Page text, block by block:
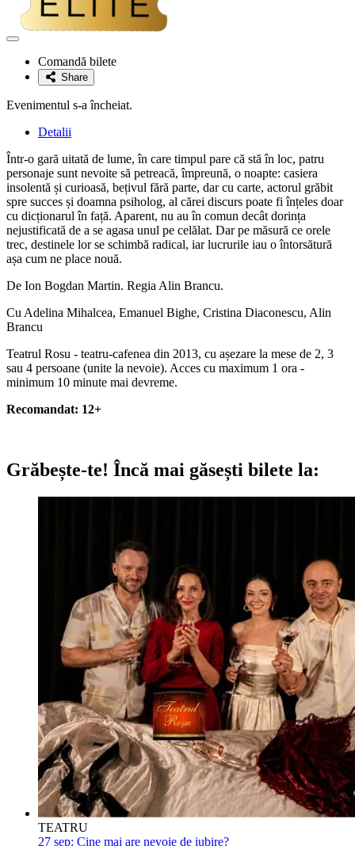
Adaugă
favoriteComandă bilete
Share
Evenimentul s-a încheiat.
Detalii
Într-o gară uitată de lume, în care timpul pare că stă în loc, patru
personaje sunt nevoite să petreacă, împreună, o noapte: casiera
insolentă și curioasă, bețivul fără parte, dar cu carte, actorul grăbit
spre succes și doamna psiholog, al cărei discurs poate fi înțeles doar
cu dicționarul în față. Aparent, nu au în comun decât dorința
nejustificată de a se agasa unul pe celălat. Dar pe măsură ce orele
trec, destinele lor se schimbă radical, iar lucrurile iau o întorsătură
așa cum ne place nouă.
De Ion Bogdan Martin. Regia Alin Brancu.
Cu Adelina Mihalcea, Emanuel Bighe, Cristina Diaconescu, Alin
Brancu
Teatrul Rosu - teatru-cafenea din 2013, cu așezare la mese de 2, 3
sau 4 persoane (unite la nevoie). Acces cu maximum 1 ora -
minimum 10 minute mai devreme.
Recomandat: 12+
Grăbește-te! Încă mai găsești bilete la:
TEATRU
27 sep: Cine mai are nevoie de iubire?